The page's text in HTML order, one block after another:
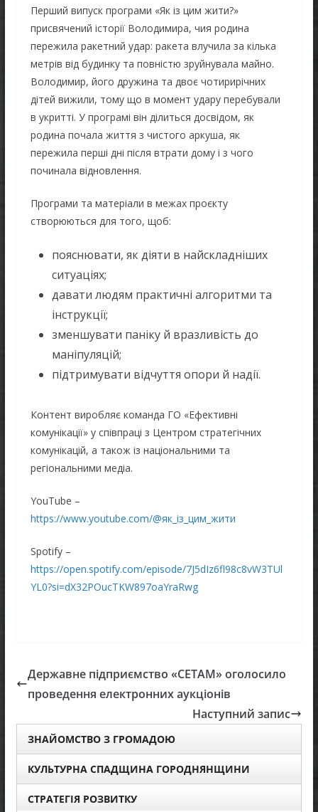
Перший випуск програми «Як із цим жити?»
присвячений історії Володимира, чия родина
пережила ракетний удар: ракета влучила за кілька
метрів від будинку та повністю зруйнувала майно.
Володимир, його дружина та двоє чотирирічних
дітей вижили, тому що в момент удару перебували
в укритті. У програмі він ділиться досвідом, як
родина почала життя з чистого аркуша, як
пережила перші дні після втрати дому і з чого
починала відновлення.
Програми та матеріали в межах проєкту
створюються для того, щоб:
пояснювати, як діяти в найскладніших
ситуаціях;
давати людям практичні алгоритми та
інструкції;
зменшувати паніку й вразливість до
маніпуляцій;
підтримувати відчуття опори й надії.
Контент виробляє команда ГО «Ефективні
комунікації» у співпраці з Центром стратегічних
комунікацій, а також із національними та
регіональними медіа.
YouTube –
https://www.youtube.com/@як_із_цим_жити
Spotify –
https://open.spotify.com/episode/7J5dIz6fl98c8vW3TUl
YL0?si=dX32POucTKW897oaYraRwg
Державне підприємство «СЕТАМ» оголосило
проведення електронних аукціонів
Наступний запис
ЗНАЙОМСТВО З ГРОМАДОЮ
КУЛЬТУРНА СПАДЩИНА ГОРОДНЯНЩИНИ
СТРАТЕГІЯ РОЗВИТКУ